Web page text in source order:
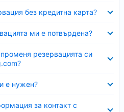
без кредитна карта?
ми е потвърдена?
резервацията си
е нужен?
за контакт с